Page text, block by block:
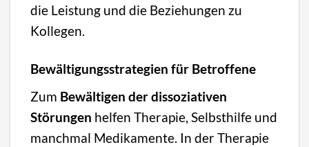
die Leistung und die Beziehungen zu
Kollegen.
Bewältigungsstrategien für Betroffene
Zum Bewältigen der dissoziativen
Störungen helfen Therapie, Selbsthilfe und
manchmal Medikamente. In der Therapie